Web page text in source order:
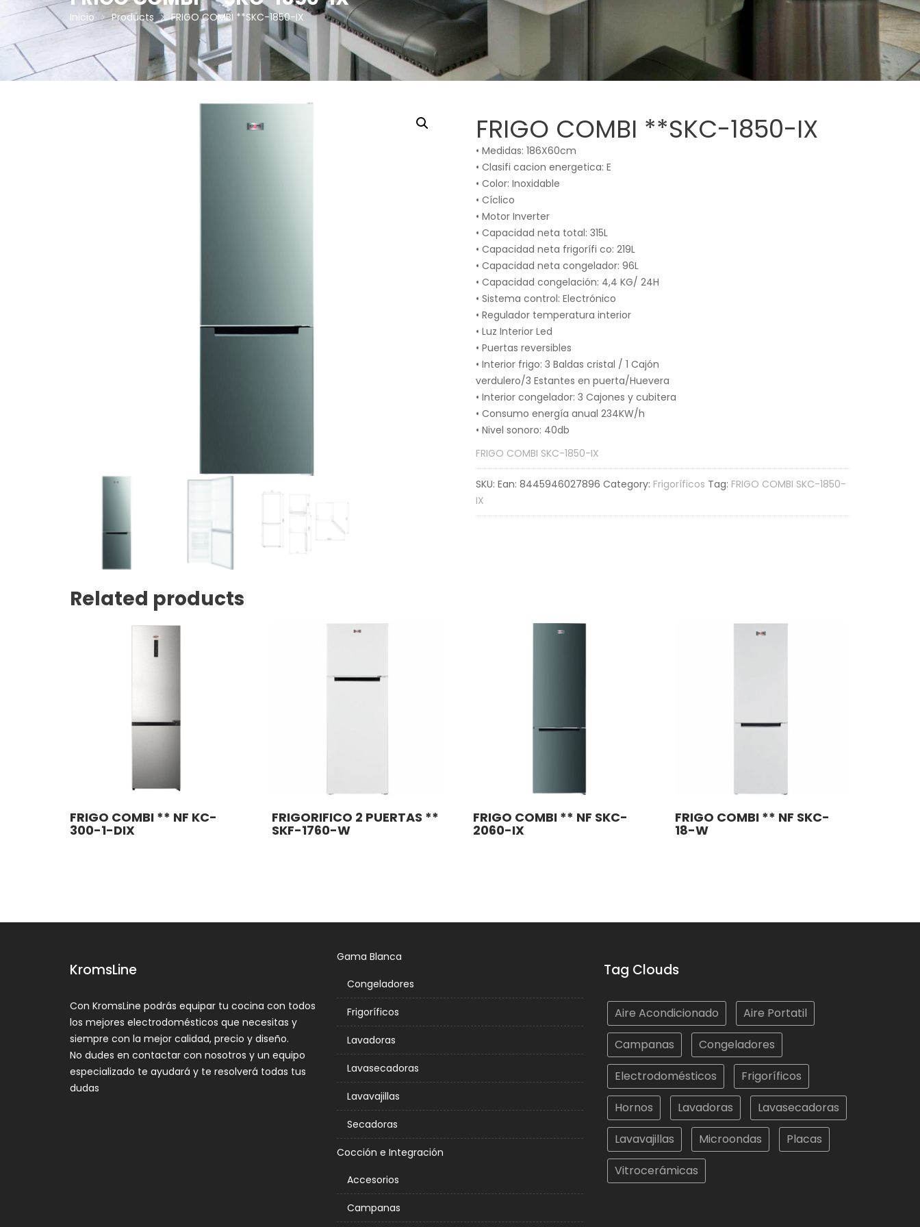
Inicio Products FRIGO COMBI **SKC-1850-IX
FRIGO COMBI **SKC-1850-IX
• Medidas: 186X60cm
• Clasifi cacion energetica: E
• Color: Inoxidable
• Cíclico
• Motor Inverter
• Capacidad neta total: 315L
• Capacidad neta frigorífi co: 219L
• Capacidad neta congelador: 96L
• Capacidad congelación: 4,4 KG/ 24H
• Sistema control: Electrónico
• Regulador temperatura interior
• Luz Interior Led
• Puertas reversibles
• Interior frigo: 3 Baldas cristal / 1 Cajón
verdulero/3 Estantes en puerta/Huevera
• Interior congelador: 3 Cajones y cubitera
• Consumo energía anual 234KW/h
• Nivel sonoro: 40db
FRIGO COMBI SKC-1850-IX
SKU: Ean: 8445946027896 Category: Frigoríficos Tag: FRIGO COMBI SKC-1850-
IX
Related products
FRIGO COMBI ** NF KC-
300-1-DIX
FRIGORIFICO 2 PUERTAS **
SKF-1760-W
FRIGO COMBI ** NF SKC-
2060-IX
FRIGO COMBI ** NF SKC-
18-W
KromsLine
Con KromsLine podrás equipar tu cocina con todos
los mejores electrodomésticos que necesitas y
siempre con la mejor calidad, precio y diseño.
No dudes en contactar con nosotros y un equipo
especializado te ayudará y te resolverá todas tus
dudas
Gama Blanca
Congeladores
Frigoríficos
Lavadoras
Lavasecadoras
Lavavajillas
Secadoras
Cocción e Integración
Accesorios
Campanas
Tag Clouds
Aire Acondicionado
Aire Portatil
Campanas
Congeladores
Electrodomésticos
Frigoríficos
Hornos
Lavadoras
Lavasecadoras
Lavavajillas
Microondas
Placas
Vitrocerámicas